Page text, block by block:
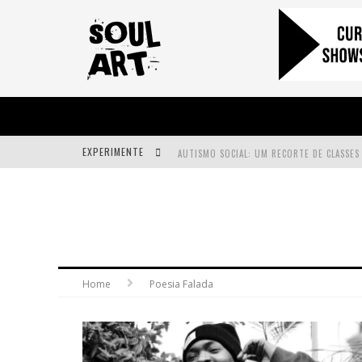
EXPERIMENTE
Home Poesia Falada